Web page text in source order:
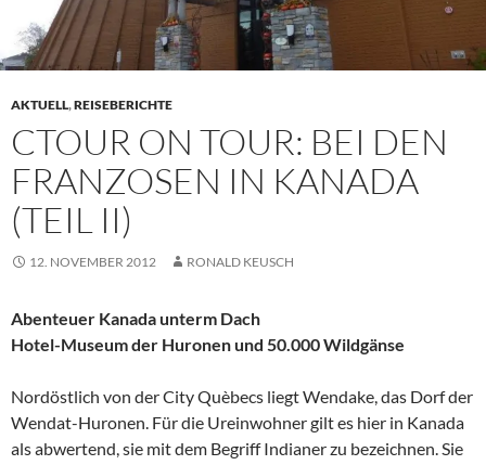
AKTUELL,REISEBERICHTE
CTOUR ON TOUR: BEI DEN
FRANZOSEN IN KANADA
(TEIL II)
12. NOVEMBER 2012 RONALD KEUSCH
Abenteuer Kanada unterm Dach
Hotel-Museum der Huronen und 50.000 Wildgänse
Nordöstlich von der City Quèbecs liegt Wendake, das Dorf der
Wendat-Huronen. Für die Ureinwohner gilt es hier in Kanada
als abwertend, sie mit dem Begriff Indianer zu bezeichnen. Sie